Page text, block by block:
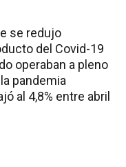
se redujo
del Covid-19
operaban a pleno
pandemia
al 4,8% entre abril